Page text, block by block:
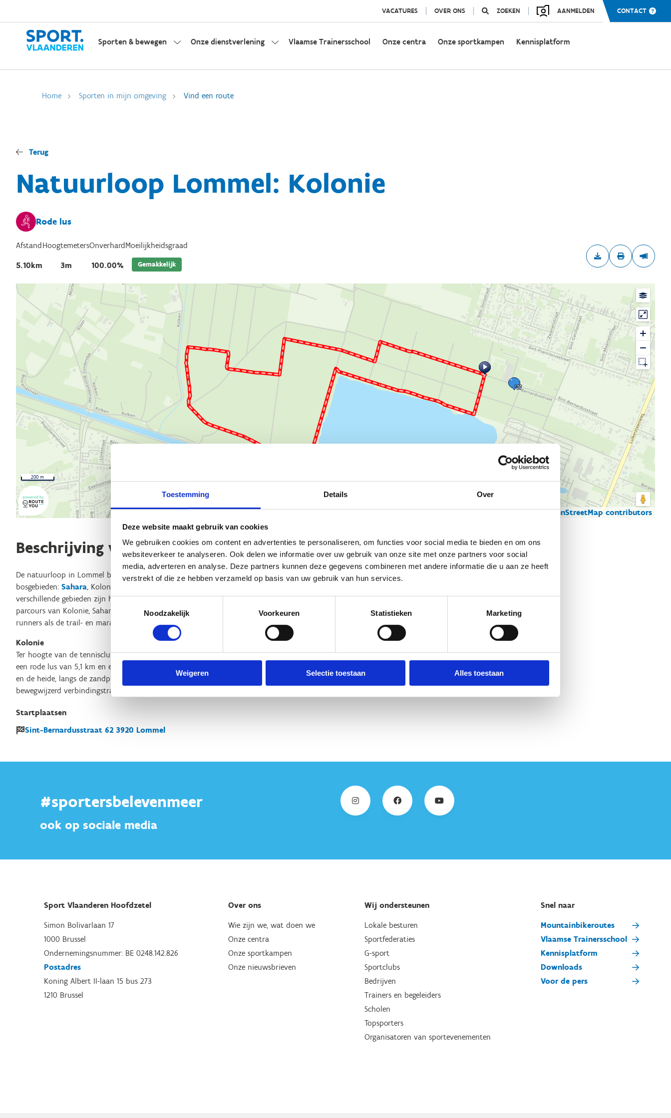
Toestemming Details Over
Deze website maakt gebruik van cookies
We gebruiken cookies om content en advertenties te personaliseren, om functies voor social media te bieden en om ons
websiteverkeer te analyseren. Ook delen we informatie over uw gebruik van onze site met onze partners voor social
media, adverteren en analyse. Deze partners kunnen deze gegevens combineren met andere informatie die u aan ze heeft
verstrekt of die ze hebben verzameld op basis van uw gebruik van hun services.
Noodzakelijk
Voorkeuren Statistieken Marketing
Weigeren Selectie toestaan Alles toestaan
VACATURES OVER ONS ZOEKEN AANMELDEN CONTACT
Sporten & bewegen Onze dienstverlening Vlaamse Trainersschool Onze centra Onze sportkampen Kennisplatform
Home Sporten in mijn omgeving Vind een route
Terug
Natuurloop Lommel: Kolonie
Rode lus
Afstand
5.10km
Hoogtemeters
3m
Onverhard
100.00%
Moeilijkheidsgraad
Gemakkelijk
© Thunderforest© OpenStreetMap contributors
200 m
Beschrijving van de route
De natuurloop in Lommel bestaat uit maar liefst elf lussen in vier verschillende natuur- en
bosgebieden: Sahara, Kolonie,
verschillende gebieden zijn heel wat combinaties en dus ook afstanden mogelijk. Zo zijn de
parcours van Kolonie, Sahara en Waaltjesbos met elkaar verbonden. Zowel de start-to-
runners als de trail- en marathonlopers zullen er dus hun hart kunnen ophalen.
Kolonie
Ter hoogte van de tennisclub in de Sint-Bernardusstraat starten een blauwe lus van 3,1 km,
een rode lus van 5,1 km en een zwarte lus van 7,1 km. De parcours brengen je door de bossen
en de heide, langs de zandputten en het kanaal, en zorgen voor veel variatie. Via een
bewegwijzerd verbindingstraject vind je aansluiting op verschillende lussen van de Sahara.
Startplaatsen
Sint-Bernardusstraat 62 3920 Lommel
#sportersbelevenmeer
ook op sociale media
Sport Vlaanderen Hoofdzetel
Simon Bolivarlaan 17
1000 Brussel
Ondernemingsnummer: BE 0248.142.826
Postadres
Koning Albert II-laan 15 bus 273
1210 Brussel
Over ons
Wie zijn we, wat doen we
Onze centra
Onze sportkampen
Onze nieuwsbrieven
Wij ondersteunen
Lokale besturen
Sportfederaties
G-sport
Sportclubs
Bedrijven
Trainers en begeleiders
Scholen
Topsporters
Organisatoren van sportevenementen
Snel naar
Mountainbikeroutes
Vlaamse Trainersschool
Kennisplatform
Downloads
Voor de pers